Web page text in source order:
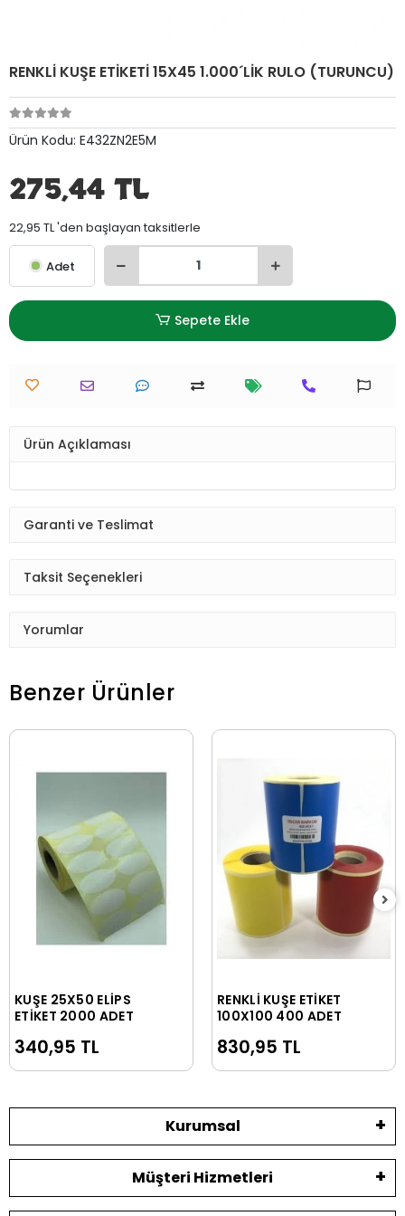
RENKLİ KUŞE ETİKETİ 15X45 1.000´LİK RULO (TURUNCU)
Ürün Kodu: E432ZN2E5M
275,44 TL
22,95 TL 'den başlayan taksitlerle
Adet
Sepete Ekle
Ürün Açıklaması
Garanti ve Teslimat
Taksit Seçenekleri
Yorumlar
Benzer Ürünler
Sepete Ekle
KUŞE 25X50 ELİPS
ETİKET 2000 ADET
340,95 TL
Sepete Ekle
RENKLİ KUŞE ETİKET
100X100 400 ADET
830,95 TL
Kurumsal
Müşteri Hizmetleri